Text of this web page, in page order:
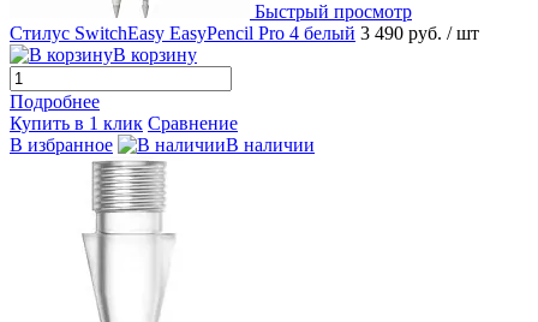
Быстрый просмотр
Стилус SwitchEasy EasyPencil Pro 4 белый 3 490 руб. / шт
В корзину
Подробнее
Купить в 1 клик Сравнение
В избранное
В наличии